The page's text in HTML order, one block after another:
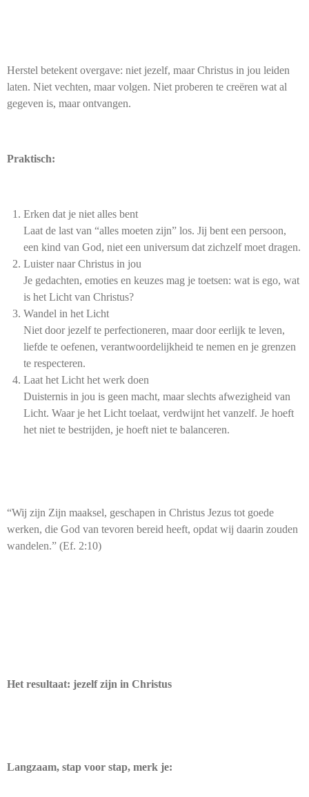
Herstel betekent overgave: niet jezelf, maar Christus in jou leiden
laten. Niet vechten, maar volgen. Niet proberen te creëren wat al
gegeven is, maar ontvangen.
Praktisch:
Erken dat je niet alles bent
Laat de last van “alles moeten zijn” los. Jij bent een persoon,
een kind van God, niet een universum dat zichzelf moet dragen.
Luister naar Christus in jou
Je gedachten, emoties en keuzes mag je toetsen: wat is ego, wat
is het Licht van Christus?
Wandel in het Licht
Niet door jezelf te perfectioneren, maar door eerlijk te leven,
liefde te oefenen, verantwoordelijkheid te nemen en je grenzen
te respecteren.
Laat het Licht het werk doen
Duisternis in jou is geen macht, maar slechts afwezigheid van
Licht. Waar je het Licht toelaat, verdwijnt het vanzelf. Je hoeft
het niet te bestrijden, je hoeft niet te balanceren.
“Wij zijn Zijn maaksel, geschapen in Christus Jezus tot goede
werken, die God van tevoren bereid heeft, opdat wij daarin zouden
wandelen.” (Ef. 2:10)
Het resultaat: jezelf zijn in Christus
Langzaam, stap voor stap, merk je: